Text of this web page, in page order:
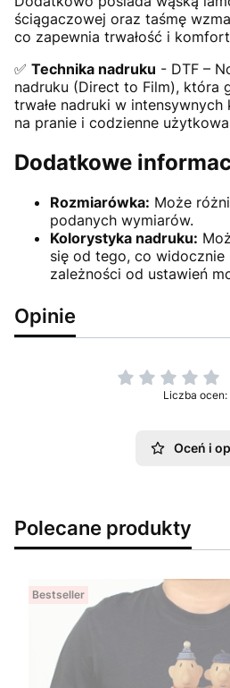
ściągaczowej oraz taśmę
co zapewnia trwałość i
✅ Technika nadruku - DTF –
nadruku (Direct to Film), która
trwałe nadruki w
na pranie i codzienne
Dodatkowe
Rozmiarówka: Może
podanych wymiarów.
Kolorystyka nadruku:
się od tego, co widocznie
zależności od ustawień
Opinie
Liczba ocen:
Oceń i
Polecane produkty
Bestseller